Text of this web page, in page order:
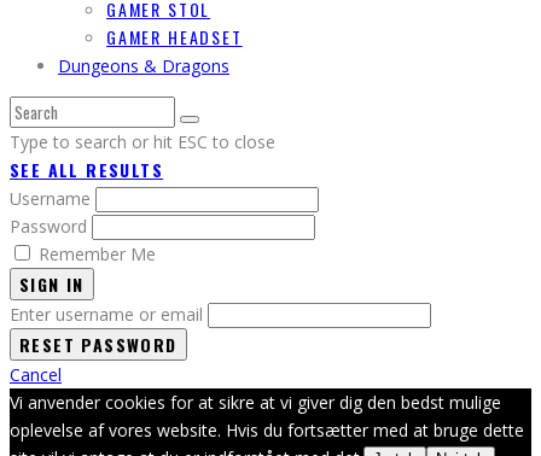
GAMER STOL
GAMER HEADSET
Dungeons & Dragons
Type to search or hit ESC to close
SEE ALL RESULTS
Username
Password
Remember Me
SIGN IN
Enter username or email
Cancel
Vi anvender cookies for at sikre at vi giver dig den bedst mulige
oplevelse af vores website. Hvis du fortsætter med at bruge dette